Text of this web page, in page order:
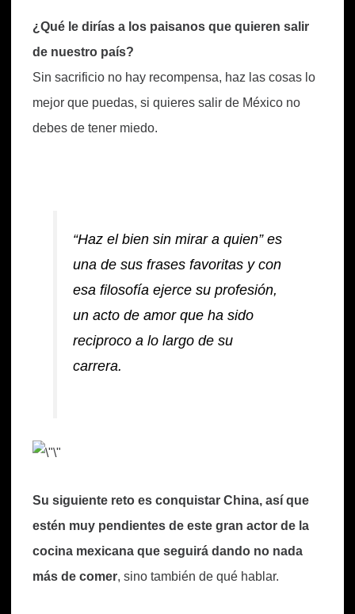
¿Qué le dirías a los paisanos que quieren salir
de nuestro país?
Sin sacrificio no hay recompensa, haz las cosas lo
mejor que puedas, si quieres salir de México no
debes de tener miedo.
“Haz el bien sin mirar a quien” es
una de sus frases favoritas y con
esa filosofía ejerce su profesión,
un acto de amor que ha sido
reciproco a lo largo de su
carrera.
Su siguiente reto es conquistar China, así que
estén muy pendientes de este gran actor de la
cocina mexicana que seguirá dando no nada
más de comer, sino también de qué hablar.